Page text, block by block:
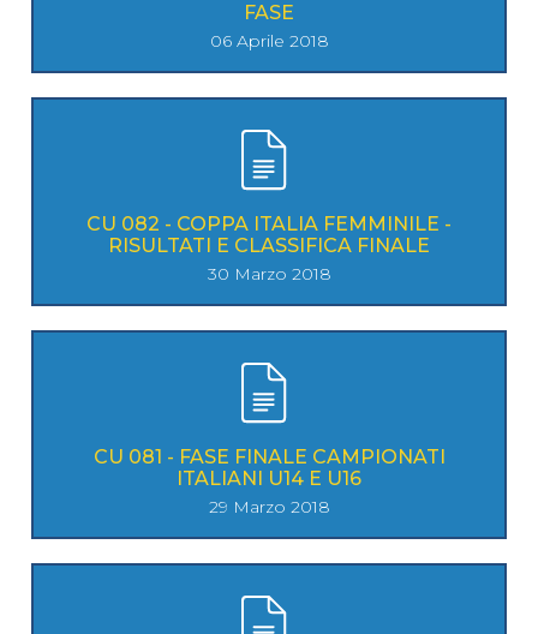
FASE
06 Aprile 2018
CU 082 - COPPA ITALIA FEMMINILE -
RISULTATI E CLASSIFICA FINALE
30 Marzo 2018
CU 081 - FASE FINALE CAMPIONATI
ITALIANI U14 E U16
29 Marzo 2018